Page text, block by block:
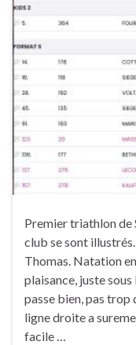
Premier triathlon de
club se sont
Thomas. Natation
plaisance, juste sous
passe bien, pas trop
ligne droite a
facile …